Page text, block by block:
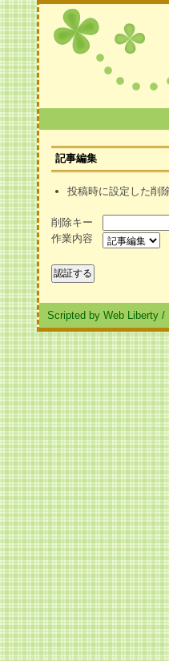
記事編集
投稿時に設定した削
削除キー
作業内容
Scripted by Web Liberty /